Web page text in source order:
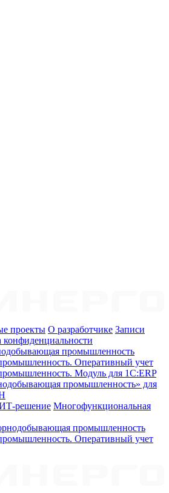
проекты О разработчике Записи
промышленность
Оперативный учет
Модуль для 1С:ERP
промышленность» для
решение Многофункциональная
промышленность
Оперативный учет